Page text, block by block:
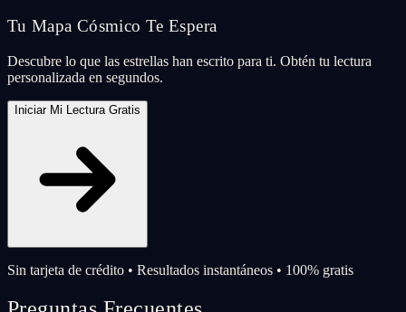
Tu Mapa Cósmico Te Espera
Descubre lo que las estrellas han escrito para ti. Obtén tu lectura
personalizada en segundos.
Iniciar Mi Lectura Gratis
Sin tarjeta de crédito • Resultados instantáneos • 100% gratis